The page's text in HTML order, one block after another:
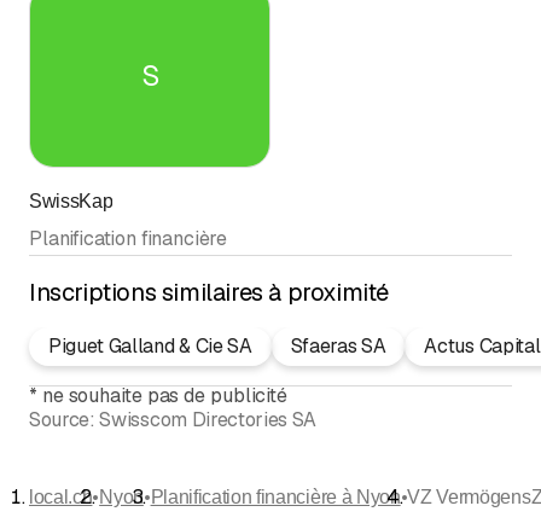
S
SwissKap
Planification financière
Inscriptions similaires à proximité
Piguet Galland & Cie SA Sfaeras SA
Actus
* ne souhaite pas de publicité
Source: Swisscom Directories SA
local.ch•Nyon•Planification financière à Nyon•VZ